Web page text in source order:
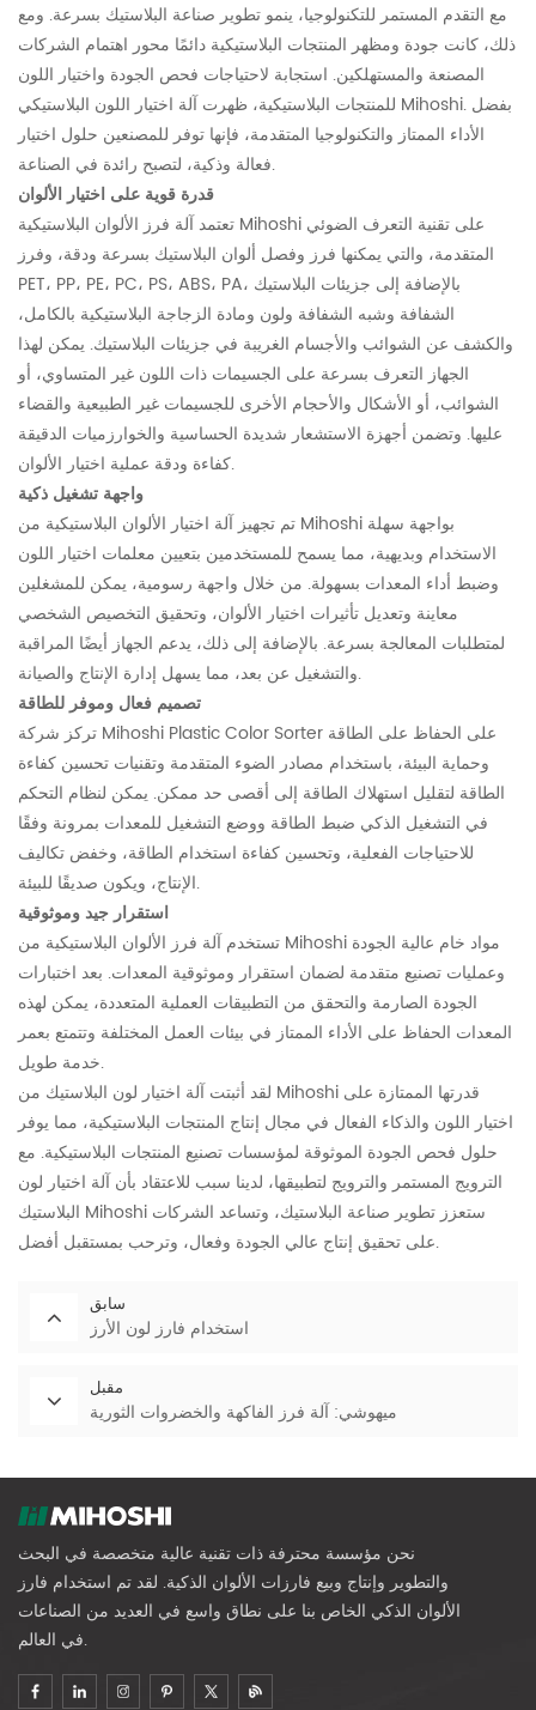
مع التقدم المستمر للتكنولوجيا، ينمو تطوير صناعة البلاستيك بسرعة. ومع
ذلك، كانت جودة ومظهر المنتجات البلاستيكية دائمًا محور اهتمام الشركات
المصنعة والمستهلكين. استجابة لاحتياجات فحص الجودة واختيار اللون
للمنتجات البلاستيكية، ظهرت آلة اختيار اللون البلاستيكي Mihoshi. بفضل
الأداء الممتاز والتكنولوجيا المتقدمة، فإنها توفر للمصنعين حلول اختيار
فعالة وذكية، لتصبح رائدة في الصناعة.
قدرة قوية على اختيار الألوان
تعتمد آلة فرز الألوان البلاستيكية Mihoshi على تقنية التعرف الضوئي
المتقدمة، والتي يمكنها فرز وفصل ألوان البلاستيك بسرعة ودقة، وفرز
PET، PP، PE، PC، PS، ABS، PA، بالإضافة إلى جزيئات البلاستيك
الشفافة وشبه الشفافة ولون ومادة الزجاجة البلاستيكية بالكامل،
والكشف عن الشوائب والأجسام الغريبة في جزيئات البلاستيك. يمكن لهذا
الجهاز التعرف بسرعة على الجسيمات ذات اللون غير المتساوي، أو
الشوائب، أو الأشكال والأحجام الأخرى للجسيمات غير الطبيعية والقضاء
عليها. وتضمن أجهزة الاستشعار شديدة الحساسية والخوارزميات الدقيقة
كفاءة ودقة عملية اختيار الألوان.
واجهة تشغيل ذكية
تم تجهيز آلة اختيار الألوان البلاستيكية من Mihoshi بواجهة سهلة
الاستخدام وبديهية، مما يسمح للمستخدمين بتعيين معلمات اختيار اللون
وضبط أداء المعدات بسهولة. من خلال واجهة رسومية، يمكن للمشغلين
معاينة وتعديل تأثيرات اختيار الألوان، وتحقيق التخصيص الشخصي
لمتطلبات المعالجة بسرعة. بالإضافة إلى ذلك، يدعم الجهاز أيضًا المراقبة
والتشغيل عن بعد، مما يسهل إدارة الإنتاج والصيانة.
تصميم فعال وموفر للطاقة
تركز شركة Mihoshi Plastic Color Sorter على الحفاظ على الطاقة
وحماية البيئة، باستخدام مصادر الضوء المتقدمة وتقنيات تحسين كفاءة
الطاقة لتقليل استهلاك الطاقة إلى أقصى حد ممكن. يمكن لنظام التحكم
في التشغيل الذكي ضبط الطاقة ووضع التشغيل للمعدات بمرونة وفقًا
للاحتياجات الفعلية، وتحسين كفاءة استخدام الطاقة، وخفض تكاليف
الإنتاج، ويكون صديقًا للبيئة.
استقرار جيد وموثوقية
تستخدم آلة فرز الألوان البلاستيكية من Mihoshi مواد خام عالية الجودة
وعمليات تصنيع متقدمة لضمان استقرار وموثوقية المعدات. بعد اختبارات
الجودة الصارمة والتحقق من التطبيقات العملية المتعددة، يمكن لهذه
المعدات الحفاظ على الأداء الممتاز في بيئات العمل المختلفة وتتمتع بعمر
خدمة طويل.
لقد أثبتت آلة اختيار لون البلاستيك من Mihoshi قدرتها الممتازة على
اختيار اللون والذكاء الفعال في مجال إنتاج المنتجات البلاستيكية، مما يوفر
حلول فحص الجودة الموثوقة لمؤسسات تصنيع المنتجات البلاستيكية. مع
الترويج المستمر والترويج لتطبيقها، لدينا سبب للاعتقاد بأن آلة اختيار لون
البلاستيك Mihoshi ستعزز تطوير صناعة البلاستيك، وتساعد الشركات
على تحقيق إنتاج عالي الجودة وفعال، وترحب بمستقبل أفضل.
سابق
استخدام فارز لون الأرز
مقبل
ميهوشي: آلة فرز الفاكهة والخضروات الثورية
نحن مؤسسة محترفة ذات تقنية عالية متخصصة في البحث
والتطوير وإنتاج وبيع فارزات الألوان الذكية. لقد تم استخدام فارز
الألوان الذكي الخاص بنا على نطاق واسع في العديد من الصناعات
في العالم.